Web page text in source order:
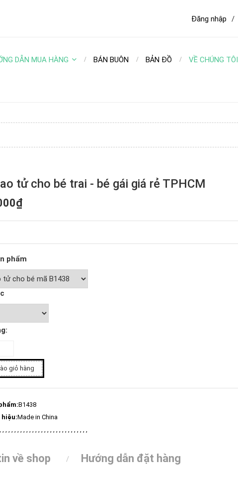
/
Đăng nhập
DẪN MUA HÀNG BÁN BUÔN BẢN ĐỒ VỀ CHÚNG TÔI
tử cho bé trai - bé gái giá rẻ TPHCM
phẩm
giỏ hàng
B1438
Made in China
, , , , , , , , , , , , , , , , , , , , , , , , , , , , ,
về shop Hướng dẫn đặt hàng